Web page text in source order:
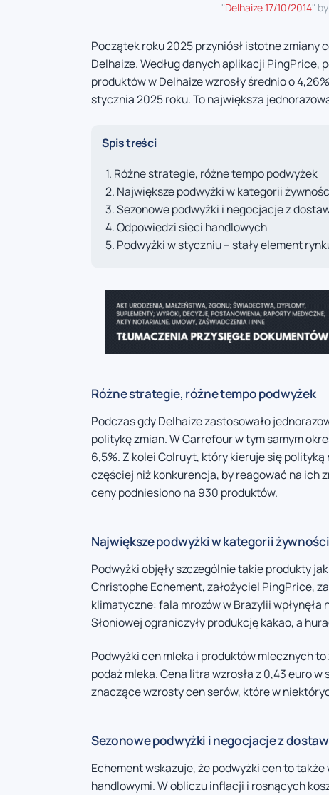
"Delhaize 17/10/2014" by
Początek roku 2025 przyniósł istotne zmiany
Delhaize. Według danych aplikacji
produktów w Delhaize wzrosły średnio o
stycznia 2025 roku. To największa
Spis treści
Różne strategie, różne tempo podwyżek
Największe podwyżki w kategorii
Sezonowe podwyżki i negocjacje z
Odpowiedzi sieci handlowych
Podwyżki w styczniu – stały element
Różne strategie, różne tempo podwyżek
Podczas gdy Delhaize zastosowało
politykę zmian. W Carrefour w tym samym
6,5%. Z kolei Colruyt, który kieruje się
częściej niż konkurencja, by reagować na ich
ceny podniesiono na 930 produktów.
Największe podwyżki w kategorii żywności
Podwyżki objęły szczególnie takie produkty
Christophe Echement, założyciel PingPrice,
klimatyczne: fala mrozów w Brazylii wpłynęła
Słoniowej ograniczyły produkcję kakao, a
Podwyżki cen mleka i produktów mlecznych
podaż mleka. Cena litra wzrosła z 0,43 euro
znaczące wzrosty cen serów, które w
Sezonowe podwyżki i negocjacje z
Echement wskazuje, że podwyżki cen to
handlowymi. W obliczu inflacji i rosnących